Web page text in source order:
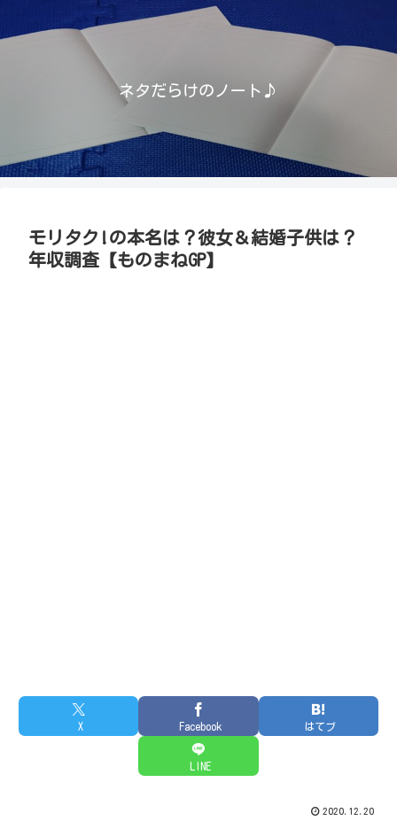
ネタだらけのノート♪
モリタク!の本名は？彼女＆結婚子供は？
年収調査【ものまねGP】
X Facebook はてブ
LINE
2020.12.20